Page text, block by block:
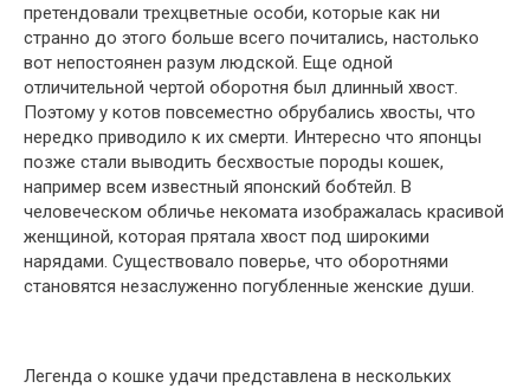
претендовали трехцветные особи, которые как ни
странно до этого больше всего почитались, настолько
вот непостоянен разум людской. Еще одной
отличительной чертой оборотня был длинный хвост.
Поэтому у котов повсеместно обрубались хвосты, что
нередко приводило к их смерти. Интересно что японцы
позже стали выводить бесхвостые породы кошек,
например всем известный японский бобтейл. В
человеческом обличье некомата изображалась красивой
женщиной, которая прятала хвост под широкими
нарядами. Существовало поверье, что оборотнями
становятся незаслуженно погубленные женские души.
Легенда о кошке удачи представлена в нескольких